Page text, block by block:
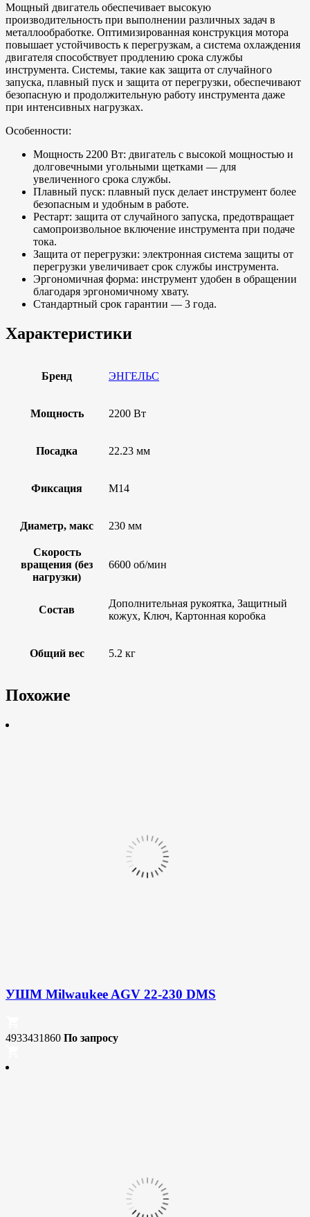
Мощный двигатель обеспечивает высокую
производительность при выполнении различных задач в
металлообработке. Оптимизированная конструкция мотора
повышает устойчивость к перегрузкам, а система охлаждения
двигателя способствует продлению срока службы
инструмента. Системы, такие как защита от случайного
запуска, плавный пуск и защита от перегрузки, обеспечивают
безопасную и продолжительную работу инструмента даже
при интенсивных нагрузках.
Особенности:
Мощность 2200 Вт: двигатель с высокой мощностью и
долговечными угольными щетками — для
увеличенного срока службы.
Плавный пуск: плавный пуск делает инструмент более
безопасным и удобным в работе.
Рестарт: защита от случайного запуска, предотвращает
самопроизвольное включение инструмента при подаче
тока.
Защита от перегрузки: электронная система защиты от
перегрузки увеличивает срок службы инструмента.
Эргономичная форма: инструмент удобен в обращении
благодаря эргономичному хвату.
Стандартный срок гарантии — 3 года.
Характеристики
Бренд ЭНГЕЛЬС
Мощность 2200 Вт
Посадка 22.23 мм
Фиксация M14
Диаметр, макс 230 мм
Скорость
вращения (без
нагрузки)
6600 об/мин
Состав
Дополнительная рукоятка, Защитный
кожух, Ключ, Картонная коробка
Общий вес 5.2 кг
Похожие
УШМ Milwaukee AGV 22-230 DMS
4933431860 По запросу